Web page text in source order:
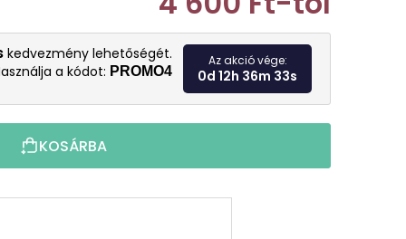
Egységár:
kedvezmény lehetőségét.
a kódot: PROMO4
Az akció vége:
0d 12h 36m 32s
KOSÁRBA